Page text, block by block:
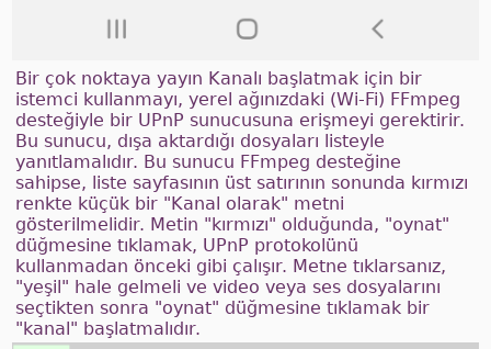
Bir çok noktaya yayın Kanalı başlatmak için bir
istemci kullanmayı, yerel ağınızdaki (Wi-Fi) FFmpeg
desteğiyle bir UPnP sunucusuna erişmeyi gerektirir.
Bu sunucu, dışa aktardığı dosyaları listeyle
yanıtlamalıdır. Bu sunucu FFmpeg desteğine
sahipse, liste sayfasının üst satırının sonunda kırmızı
renkte küçük bir "Kanal olarak" metni
gösterilmelidir. Metin "kırmızı" olduğunda, "oynat"
düğmesine tıklamak, UPnP protokolünü
kullanmadan önceki gibi çalışır. Metne tıklarsanız,
"yeşil" hale gelmeli ve video veya ses dosyalarını
seçtikten sonra "oynat" düğmesine tıklamak bir
"kanal" başlatmalıdır.